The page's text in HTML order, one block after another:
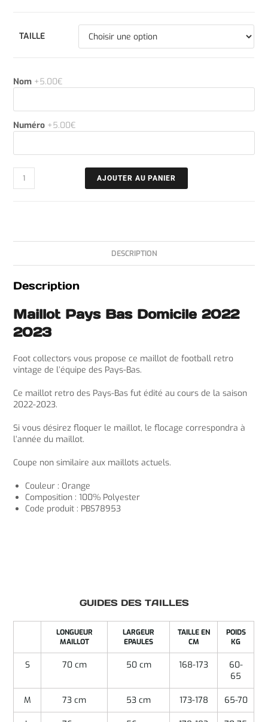
TAILLE
Nom +5.00€
Numéro +5.00€
AJOUTER AU PANIER
DESCRIPTION
Description
Maillot Pays Bas Domicile 2022
2023
Foot collectors vous propose ce maillot de football retro
vintage de l’équipe des Pays-Bas.
Ce maillot retro des Pays-Bas fut édité au cours de la saison
2022-2023.
Si vous désirez floquer le maillot, le flocage correspondra à
l’année du maillot.
Coupe non similaire aux maillots actuels.
Couleur : Orange
Composition : 100% Polyester
Code produit : PBS78953
GUIDES DES TAILLES
LONGUEUR
MAILLOT
LARGEUR
EPAULES
TAILLE EN
CM
POIDS
KG
S 70 cm 50 cm 168-173
60-
65
M 73 cm 53 cm 173-178 65-70